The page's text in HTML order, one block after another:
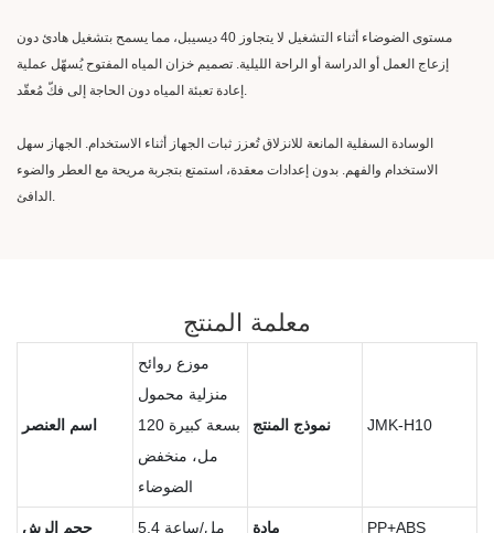
مستوى الضوضاء أثناء التشغيل لا يتجاوز 40 ديسيبل، مما يسمح بتشغيل هادئ دون
إزعاج العمل أو الدراسة أو الراحة الليلية. تصميم خزان المياه المفتوح يُسهّل عملية
إعادة تعبئة المياه دون الحاجة إلى فكّ مُعقّد.
الوسادة السفلية المانعة للانزلاق تُعزز ثبات الجهاز أثناء الاستخدام. الجهاز سهل
الاستخدام والفهم. بدون إعدادات معقدة، استمتع بتجربة مريحة مع العطر والضوء
الدافئ.
معلمة المنتج
اسم العنصر
موزع روائح
منزلية محمول
بسعة كبيرة 120
مل، منخفض
الضوضاء
نموذج المنتج JMK-H10
حجم الرش 5.4 مل/ساعة مادة PP+ABS